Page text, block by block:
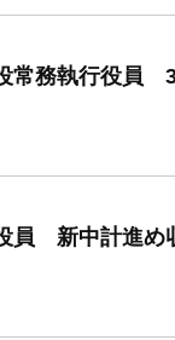
常務執行役員
員 新中計進め